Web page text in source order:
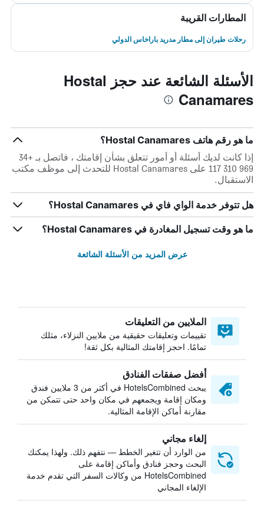
المطارات القريبة
رحلات طيران إلى مطار مدريد باراخاس الدولي
الأسئلة الشائعة عند حجز Hostal
Canamares
ما هو رقم هاتف Hostal Canamares؟
إذا كانت لديك أسئلة أو أمور تتعلق بشأن إقامتك ، فاتصل بـ +34
969 310 117 على Hostal Canamares للتحدث إلى موظف مكتب
الاستقبال.
هل تتوفر خدمة الواي فاي في Hostal Canamares؟
ما هو وقت تسجيل المغادرة في Hostal Canamares؟
عرض المزيد من الأسئلة الشائعة
الملايين من التعليقات
تقييمات وتعليقات حقيقية من ملايين النزلاء، مثلك
تمامًا. احجز إقامتك المثالية بكل ثقة!
أفضل صفقات الفنادق
يبحث HotelsCombined في أكثر من 3 ملايين فندق
ومكان إقامة ويجمعهم في مكان واحد حتى تتمكن من
مقارنة أماكن الإقامة المثالية.
إلغاء مجاني
من الوارد أن تتغير الخطط — نتفهم ذلك. ولهذا يمكنك
البحث وحجز فنادق وأماكن إقامة على
HotelsCombined من وكالات السفر التي تقدم خدمة
الإلغاء المجاني